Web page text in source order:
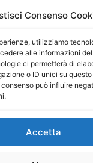
Consenso
utilizziamo
alle informazioni
ci permetterà di
o ID unici su questo
può influire
Accetta
29/09/2015
Maurizio
Maria
P.IVA: 06334930820
Società